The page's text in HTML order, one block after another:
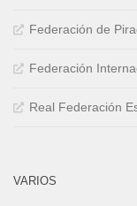
Federación de
Federación
Real Federación
VARIOS